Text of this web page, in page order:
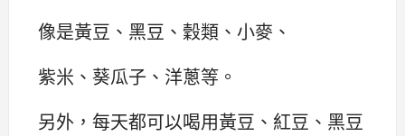
像是黃豆、黑豆、穀類、小麥、
紫米、葵瓜子、洋蔥等。
另外，每天都可以喝用黃豆、紅豆、黑豆